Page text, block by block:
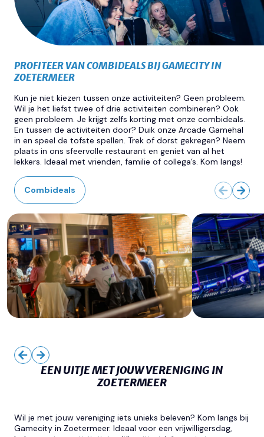
PROFITEER VAN COMBIDEALS BIJ GAMECITY IN
ZOETERMEER
Kun je niet kiezen tussen onze activiteiten? Geen probleem.
Wil je het liefst twee of drie activiteiten combineren? Ook
geen probleem. Je krijgt zelfs korting met onze combideals.
En tussen de activiteiten door? Duik onze Arcade Gamehal
in en speel de tofste spellen. Trek of dorst gekregen? Neem
plaats in ons sfeervolle restaurant en geniet van al het
lekkers. Ideaal met vrienden, familie of collega’s. Kom langs!
Combideals
EEN UITJE MET JOUW VERENIGING IN
ZOETERMEER
Wil je met jouw vereniging iets unieks beleven? Kom langs bij
Gamecity in Zoetermeer. Ideaal voor een vrijwilligersdag,